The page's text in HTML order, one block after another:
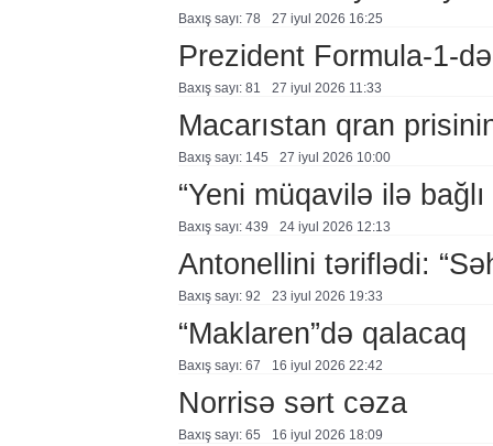
Baxış sayı: 78 27 i̇yul 2026 16:25
Prezident Formula-1-
Baxış sayı: 81 27 i̇yul 2026 11:33
Macarıstan qran
Baxış sayı: 145 27 i̇yul 2026 10:00
“Yeni müqavilə ilə
Baxış sayı: 439 24 i̇yul 2026 12:13
Antonellini təriflədi:
Baxış sayı: 92 23 i̇yul 2026 19:33
“Maklaren”də qalacaq
Baxış sayı: 67 16 i̇yul 2026 22:42
Norrisə sərt cəza
Baxış sayı: 65 16 i̇yul 2026 18:09